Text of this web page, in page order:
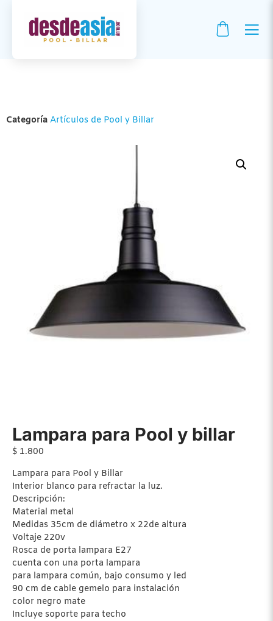
Categoría Artículos de Pool y Billar
Lampara para Pool y billar
$ 1.800
Lampara para Pool y Billar
Interior blanco para refractar la luz.
Descripción:
Material metal
Medidas 35cm de diámetro x 22de altura
Voltaje 220v
Rosca de porta lampara E27
cuenta con una porta lampara
para lampara común, bajo consumo y led
90 cm de cable gemelo para instalación
color negro mate
Incluye soporte para techo